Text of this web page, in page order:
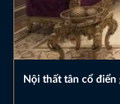
Nội thất tân cổ điển